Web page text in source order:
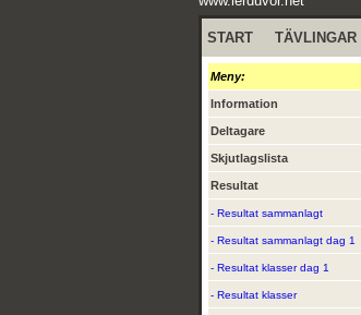
START TÄVLINGAR
Meny:
Information
Deltagare
Skjutlagslista
Resultat
- Resultat sammanlagt
- Resultat sammanlagt dag 1
- Resultat klasser dag 1
- Resultat klasser